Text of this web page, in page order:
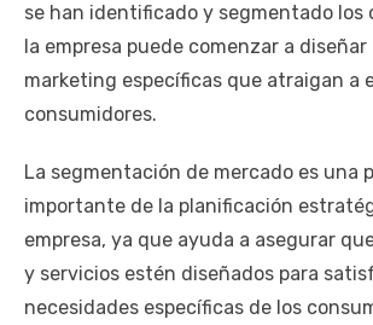
se han identificado y segmentado los
la empresa puede comenzar a
marketing específicas que atraigan a
consumidores.
La segmentación de mercado es una
importante de la planificación
empresa, ya que ayuda a asegurar
y servicios estén diseñados para
necesidades específicas de los